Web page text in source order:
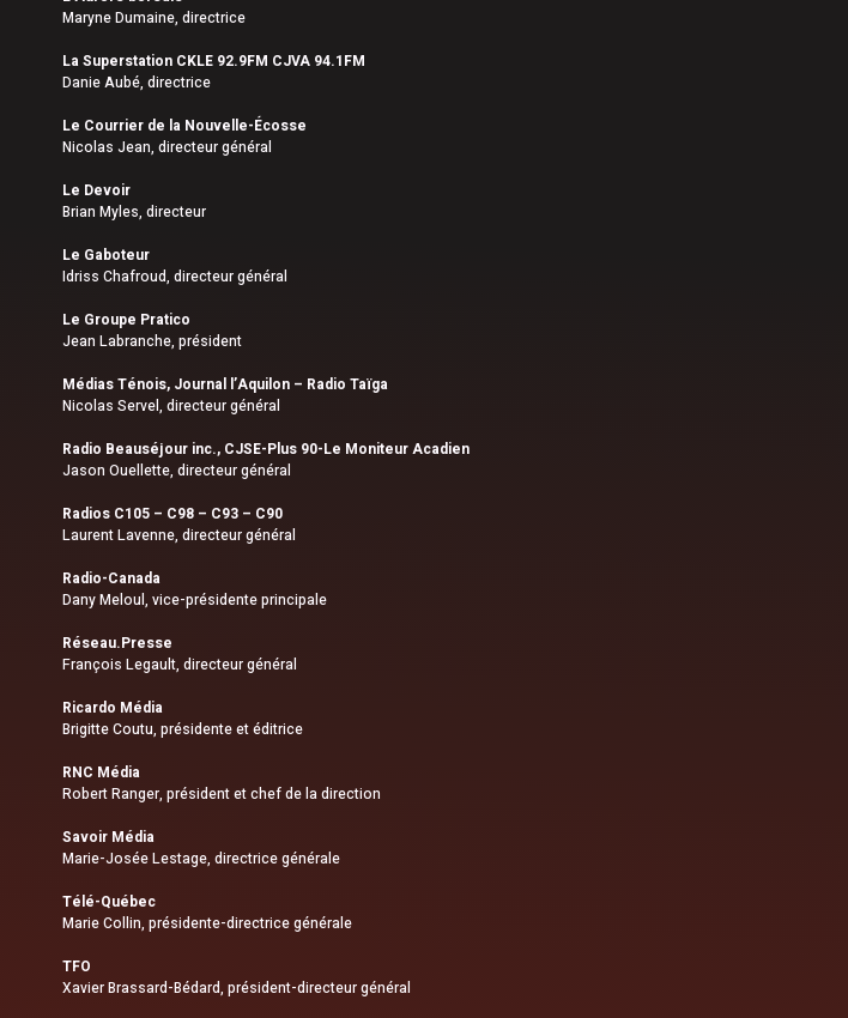
Maryne Dumaine, directrice
La Superstation CKLE 92.9FM CJVA 94.1FM
Danie Aubé, directrice
Le Courrier de la Nouvelle-Écosse
Nicolas Jean, directeur général
Le Devoir
Brian Myles, directeur
Le Gaboteur
Idriss Chafroud, directeur général
Le Groupe Pratico
Jean Labranche, président
Médias Ténois, Journal l’Aquilon – Radio Taïga
Nicolas Servel, directeur général
Radio Beauséjour inc., CJSE-Plus 90-Le Moniteur Acadien
Jason Ouellette, directeur général
Radios C105 – C98 – C93 – C90
Laurent Lavenne, directeur général
Radio-Canada
Dany Meloul, vice-présidente principale
Réseau.Presse
François Legault, directeur général
Ricardo Média
Brigitte Coutu, présidente et éditrice
RNC Média
Robert Ranger, président et chef de la direction
Savoir Média
Marie-Josée Lestage, directrice générale
Télé-Québec
Marie Collin, présidente-directrice générale
TFO
Xavier Brassard-Bédard, président-directeur général